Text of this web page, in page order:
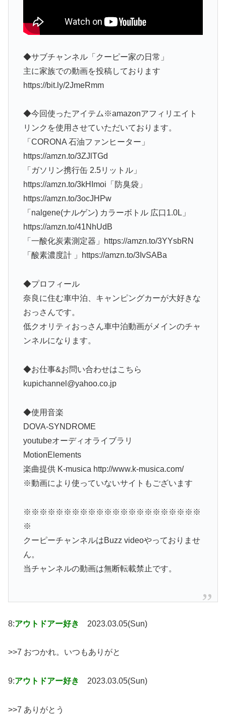
◆サブチャンネル「クーピー家の日常」
主に家族での動画を投稿しております
https://bit.ly/2JmeRmm
◆今回使ったアイテム※amazonアフィリエイト
リンクを使用させていただいております。
「CORONA 石油ファンヒーター」
https://amzn.to/3ZJlTGd
「ガソリン携行缶 2.5リットル」
https://amzn.to/3kHImoi「防臭袋」
https://amzn.to/3ocJHPw
「nalgene(ナルゲン) カラーボトル 広口1.0L」
https://amzn.to/41NhUdB
「一酸化炭素測定器」https://amzn.to/3YYsbRN
「酸素濃度計 」https://amzn.to/3IvSABa
◆プロフィール
奈良に住む車中泊、キャンピングカーが大好きな
おっさんです。
低クオリティおっさん車中泊動画がメインのチャ
ンネルになります。
◆お仕事&お問い合わせはこちら
kupichannel@yahoo.co.jp
◆使用音楽
DOVA-SYNDROME
youtubeオーディオライブラリ
MotionElements
楽曲提供 K-musica http://www.k-musica.com/
※動画により使っていないサイトもございます
※※※※※※※※※※※※※※※※※※※※※※
※
クーピーチャンネルはBuzz videoやっておりませ
ん。
当チャンネルの動画は無断転載禁止です。
8:アウトドアー好き 2023.03.05(Sun)
>>7 おつかれ。いつもありがと
9:アウトドアー好き 2023.03.05(Sun)
>>7 ありがとう